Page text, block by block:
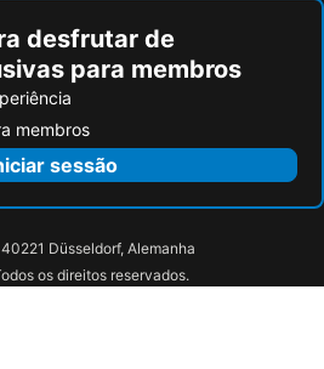
desfrutar de
para membros
membros
sessão
Düsseldorf, Alemanha
os direitos reservados.